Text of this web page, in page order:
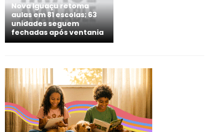
Nova Iguaçu retoma
aulas em 81 escolas; 63
unidades seguem
fechadas após ventania